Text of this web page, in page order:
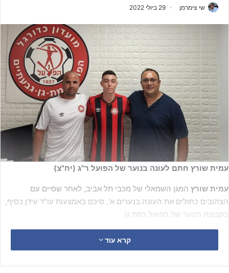
שי צימרמן 29 ביולי 2022
עמית שורץ חתם לעונה בנוער של הפועל ר"ג (יח"צ)
עמית שורץ המגן השמאלי של מכבי תל אביב, לאחר שסיים עם
הצהובים כחולים את העונה בנערים א', סיכם באמצעות עו"ד עידן כסיף,
בקבוצת הנוער של הפועל רמת גן.
קרא עוד